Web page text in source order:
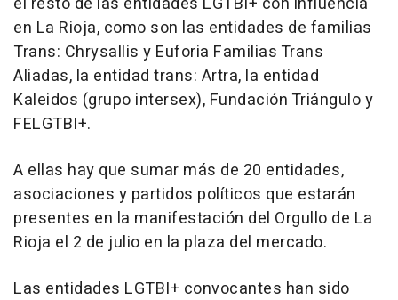
en La Rioja, como son las entidades de familias
Trans: Chrysallis y Euforia Familias Trans
Aliadas, la entidad trans: Artra, la entidad
Kaleidos (grupo intersex), Fundación Triángulo y
FELGTBI+.
A ellas hay que sumar más de 20 entidades,
asociaciones y partidos políticos que estarán
presentes en la manifestación del Orgullo de La
Rioja el 2 de julio en la plaza del mercado.
Las entidades LGTBI+ convocantes han sido